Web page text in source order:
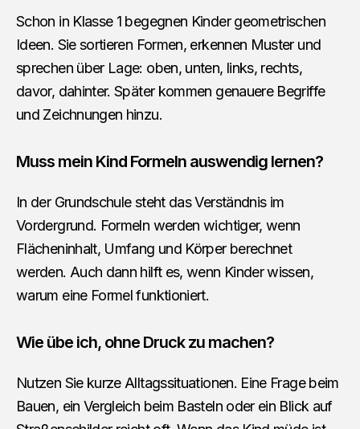
Schon in Klasse 1 begegnen Kinder geometrischen
Ideen. Sie sortieren Formen, erkennen Muster und
sprechen über Lage: oben, unten, links, rechts,
davor, dahinter. Später kommen genauere Begriffe
und Zeichnungen hinzu.
Muss mein Kind Formeln auswendig lernen?
In der Grundschule steht das Verständnis im
Vordergrund. Formeln werden wichtiger, wenn
Flächeninhalt, Umfang und Körper berechnet
werden. Auch dann hilft es, wenn Kinder wissen,
warum eine Formel funktioniert.
Wie übe ich, ohne Druck zu machen?
Nutzen Sie kurze Alltagssituationen. Eine Frage beim
Bauen, ein Vergleich beim Basteln oder ein Blick auf